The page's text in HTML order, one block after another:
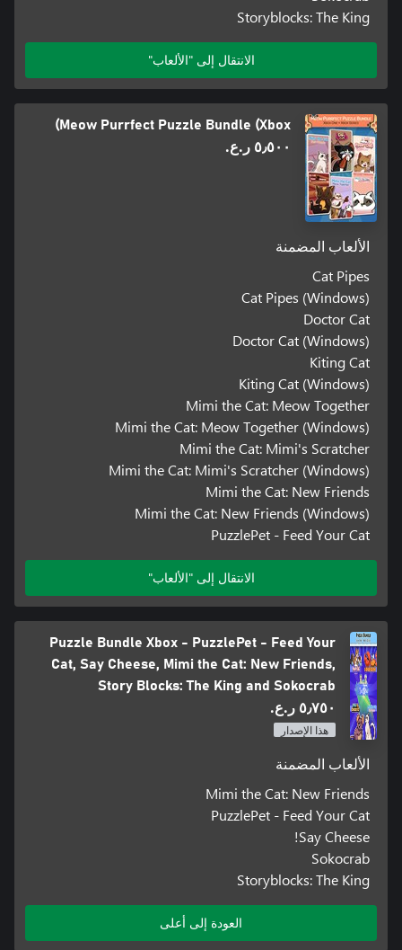
Storyblocks: The King
الانتقال إلى "الألعاب"
Meow Purrfect Puzzle Bundle (Xbox)
٥٫٥٠٠ ر.ع.‏
الألعاب المضمنة
Cat Pipes
Cat Pipes (Windows)
Doctor Cat
Doctor Cat (Windows)
Kiting Cat
Kiting Cat (Windows)
Mimi the Cat: Meow Together
Mimi the Cat: Meow Together (Windows)
Mimi the Cat: Mimi's Scratcher
Mimi the Cat: Mimi's Scratcher (Windows)
Mimi the Cat: New Friends
Mimi the Cat: New Friends (Windows)
PuzzlePet - Feed Your Cat
الانتقال إلى "الألعاب"
Puzzle Bundle Xbox - PuzzlePet - Feed Your
Cat, Say Cheese, Mimi the Cat: New Friends,
Story Blocks: The King and Sokocrab
٥٫٧٥٠ ر.ع.‏
هذا الإصدار
الألعاب المضمنة
Mimi the Cat: New Friends
PuzzlePet - Feed Your Cat
Say Cheese!
Sokocrab
Storyblocks: The King
العودة إلى أعلى